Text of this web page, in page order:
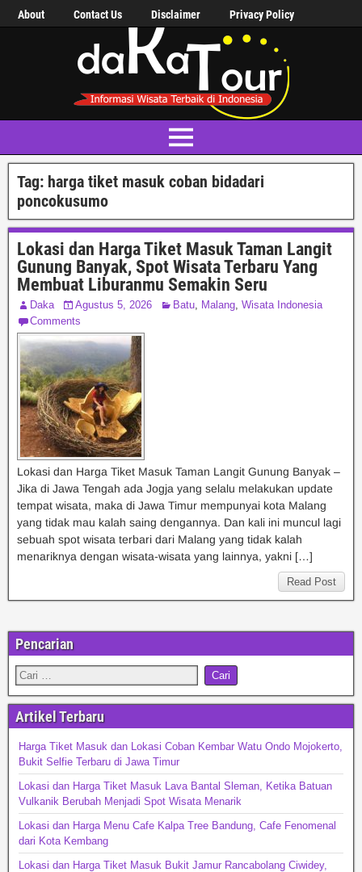
About Contact Us Disclaimer Privacy Policy
Tag: harga tiket masuk coban bidadari
poncokusumo
Lokasi dan Harga Tiket Masuk Taman Langit
Gunung Banyak, Spot Wisata Terbaru Yang
Membuat Liburanmu Semakin Seru
Daka Agustus 5, 2026 Batu, Malang, Wisata Indonesia
Comments
Lokasi dan Harga Tiket Masuk Taman Langit Gunung Banyak –
Jika di Jawa Tengah ada Jogja yang selalu melakukan update
tempat wisata, maka di Jawa Timur mempunyai kota Malang
yang tidak mau kalah saing dengannya. Dan kali ini muncul lagi
sebuah spot wisata terbari dari Malang yang tidak kalah
menariknya dengan wisata-wisata yang lainnya, yakni […]
Read Post
Pencarian
Artikel Terbaru
Harga Tiket Masuk dan Lokasi Coban Kembar Watu Ondo Mojokerto,
Bukit Selfie Terbaru di Jawa Timur
Lokasi dan Harga Tiket Masuk Lava Bantal Sleman, Ketika Batuan
Vulkanik Berubah Menjadi Spot Wisata Menarik
Lokasi dan Harga Menu Cafe Kalpa Tree Bandung, Cafe Fenomenal
dari Kota Kembang
Lokasi dan Harga Tiket Masuk Bukit Jamur Rancabolang Ciwidey,